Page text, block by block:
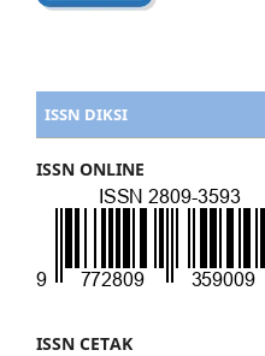
ISSN DIKSI
ISSN ONLINE
ISSN CETAK